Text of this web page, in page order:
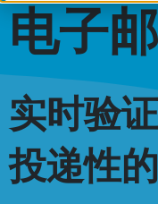
电子
实时验
投递性